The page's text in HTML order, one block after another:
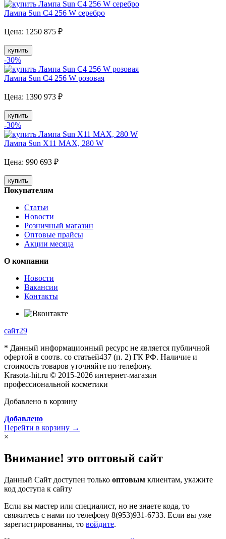
Лампа Sun C4 256 W серебро
Цена: 1250 875 ₽
купить
-30%
Лампа Sun C4 256 W розовая
Цена: 1390 973 ₽
купить
-30%
Лампа Sun X11 MAX, 280 W
Цена: 990 693 ₽
купить
Покупателям
Статьи
Новости
Розничный магазин
Оптовые прайсы
Акции месяца
О компании
Новости
Вакансии
Контакты
сайт29
* Данный информационный ресурс не является публичной
офертой в соотв. со статьей437 (п. 2) ГК РФ. Наличие и
стоимость товаров уточняйте по телефону.
Krasota-hit.ru © 2015-2026 интернет-магазин
профессиональной косметики
Добавлено в корзину
Добавлено
Перейти в корзину →
×
Внимание! это оптовый сайт
Данный Сайт доступен только оптовым клиентам, укажите
код доступа к сайту
Если вы мастер или специалист, но не знаете кода, то
свяжитесь с нами по телефону 8(953)931-6733. Если вы уже
зарегистрированны, то войдите.